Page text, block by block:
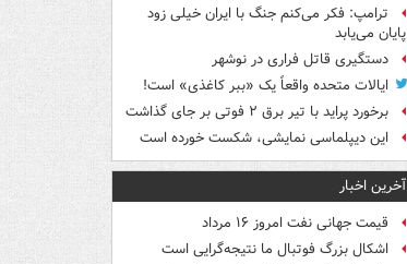
ترامپ: فکر می‌کنم جنگ با ایران خیلی زود
پایان می‌یابد
دستگیری قاتل فراری در نوشهر
ایالات متحده واقعاً یک «ببر کاغذی» است!
برخورد پراید با تیر برق ۲ فوتی بر جای گذاشت
این دیپلماسی نمایشی، شکست خورده است
آخرین اخبار
قیمت جهانی نفت امروز ۱۶ مرداد
اشکال بزرگ فوتبال ما نتیجه‌گرایی است